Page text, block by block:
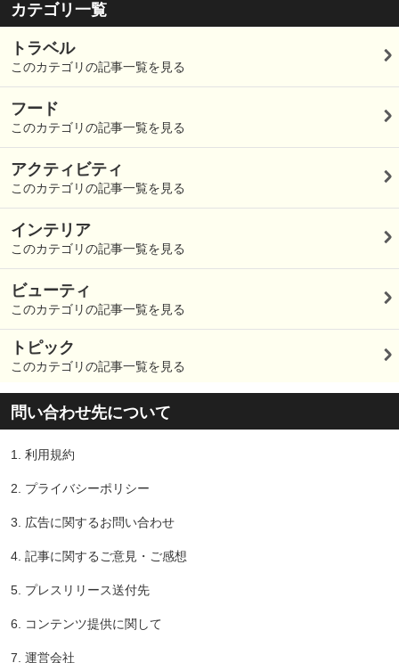
カテゴリ一覧
トラベル
このカテゴリの記事一覧を見る
フード
このカテゴリの記事一覧を見る
アクティビティ
このカテゴリの記事一覧を見る
インテリア
このカテゴリの記事一覧を見る
ビューティ
このカテゴリの記事一覧を見る
トピック
このカテゴリの記事一覧を見る
問い合わせ先について
1. 利用規約
2. プライバシーポリシー
3. 広告に関するお問い合わせ
4. 記事に関するご意見・ご感想
5. プレスリリース送付先
6. コンテンツ提供に関して
7. 運営会社